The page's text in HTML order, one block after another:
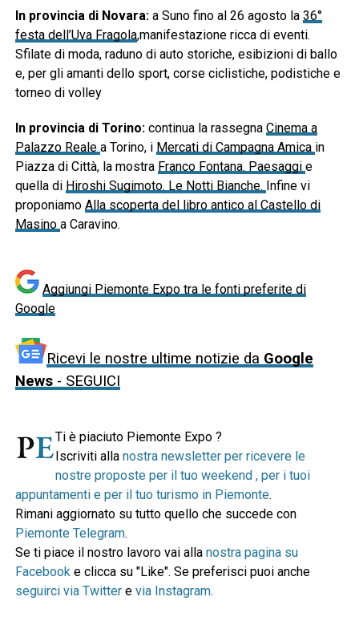
In provincia di Novara: a Suno fino al 26 agosto la 36°
festa dell’Uva Fragola,manifestazione ricca di eventi.
Sfilate di moda, raduno di auto storiche, esibizioni di ballo
e, per gli amanti dello sport, corse ciclistiche, podistiche e
torneo di volley
In provincia di Torino:continua la rassegna Cinema a
Palazzo Reale a Torino, i Mercati di Campagna Amica in
Piazza di Città, la mostra Franco Fontana. Paesaggi e
quella di Hiroshi Sugimoto. Le Notti Bianche. Infine vi
proponiamo Alla scoperta del libro antico al Castello di
Masino a Caravino.
Aggiungi Piemonte Expo tra le fonti preferite di
Google
Ricevi le nostre ultime notizie da Google
News- SEGUICI
Ti è piaciuto Piemonte Expo ?
Iscriviti alla nostra newsletter per ricevere le
nostre proposte per il tuo weekend , per i tuoi
appuntamenti e per il tuo turismo in Piemonte.
Rimani aggiornato su tutto quello che succede con
Piemonte Telegram.
Se ti piace il nostro lavoro vai alla nostra pagina su
Facebook e clicca su "Like". Se preferisci puoi anche
seguirci via Twittere via Instagram.